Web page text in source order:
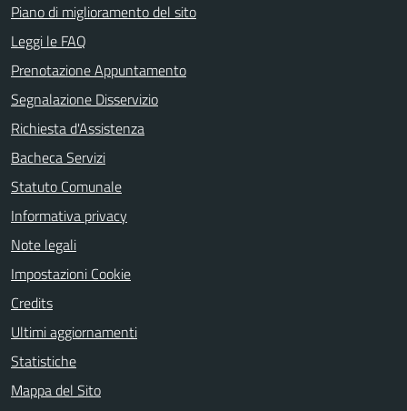
Piano di miglioramento del sito
Leggi le FAQ
Prenotazione Appuntamento
Segnalazione Disservizio
Richiesta d'Assistenza
Bacheca Servizi
Statuto Comunale
Informativa privacy
Note legali
Impostazioni Cookie
Credits
Ultimi aggiornamenti
Statistiche
Mappa del Sito